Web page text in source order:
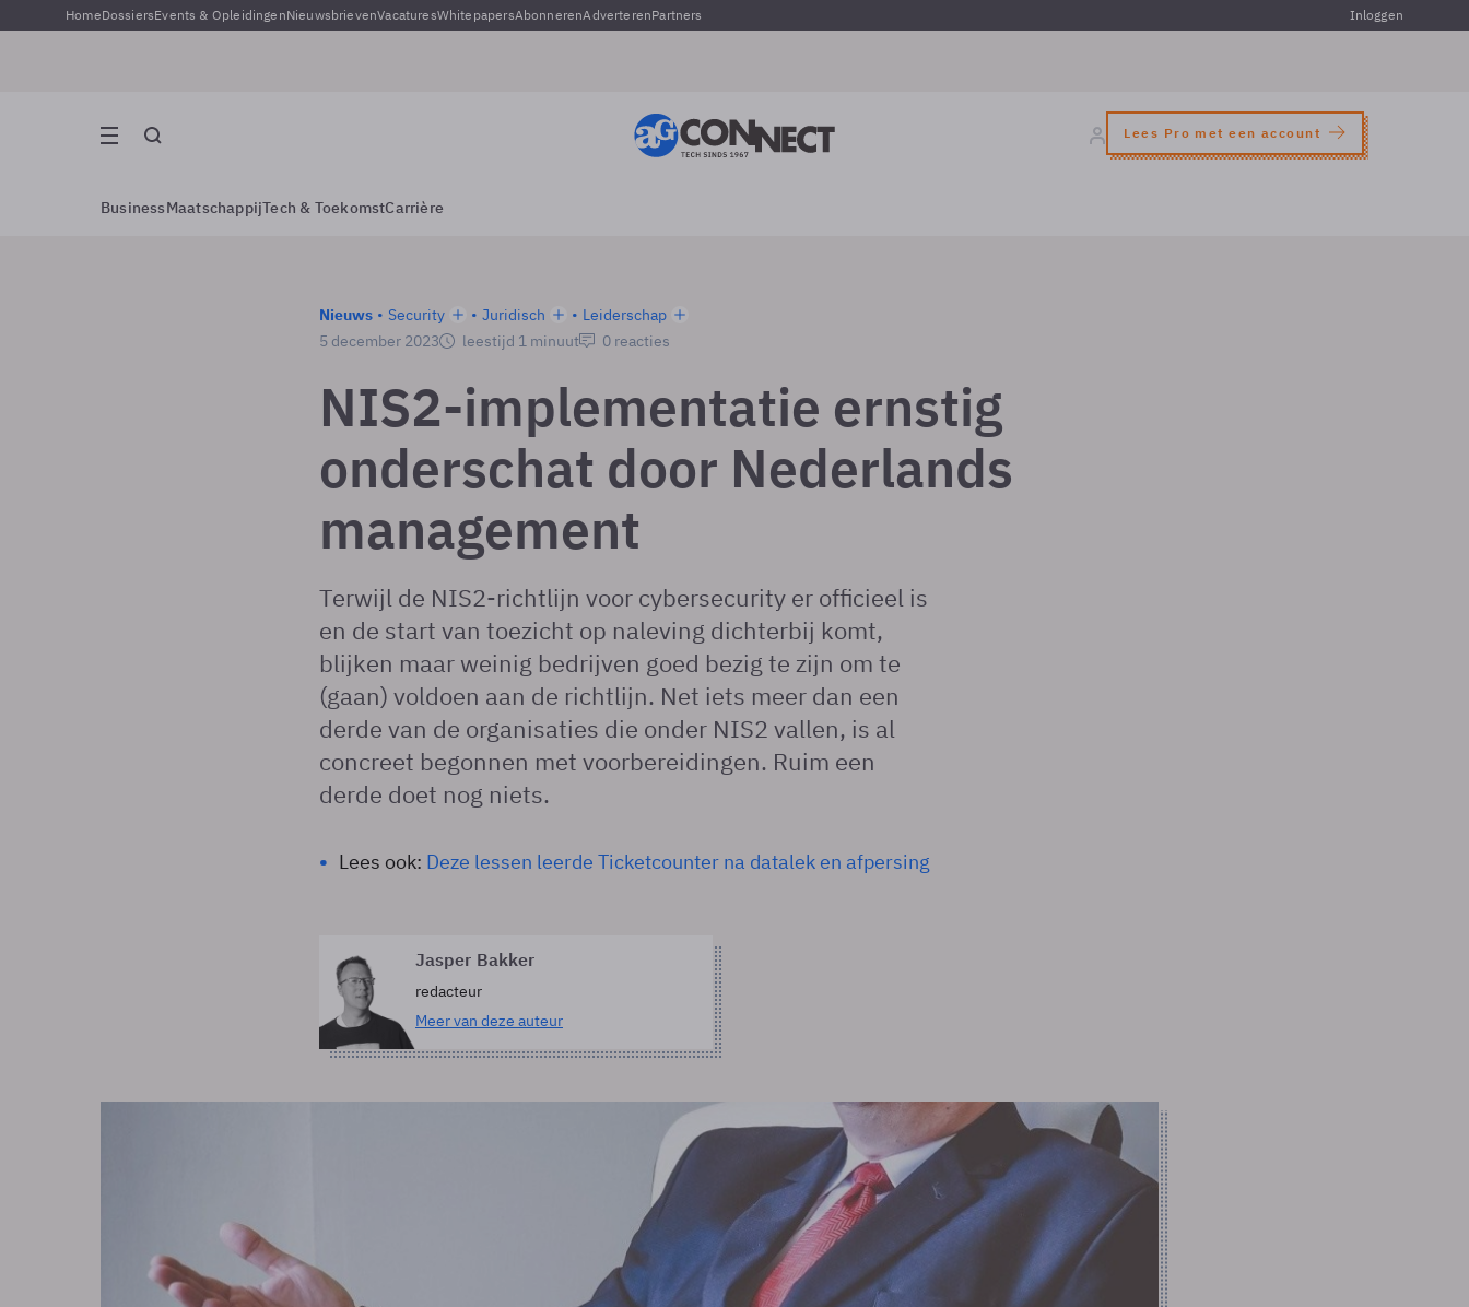
HomeDossiersEvents & OpleidingenNieuwsbrievenVacaturesWhitepapersAbonnerenAdverterenPartners Inloggen
Lees Pro met een account
BusinessMaatschappijTech & ToekomstCarrière
Nieuws Security Juridisch
Leiderschap
5 december 2023
leestijd 1 minuut 0 reacties
NIS2-implementatie ernstig
onderschat door Nederlands
management
Terwijl de NIS2-richtlijn voor cybersecurity er officieel is
en de start van toezicht op naleving dichterbij komt,
blijken maar weinig bedrijven goed bezig te zijn om te
(gaan) voldoen aan de richtlijn. Net iets meer dan een
derde van de organisaties die onder NIS2 vallen, is al
concreet begonnen met voorbereidingen. Ruim een
derde doet nog niets.
Lees ook: Deze lessen leerde Ticketcounter na datalek en afpersing
Jasper Bakker
redacteur
Meer van deze auteur